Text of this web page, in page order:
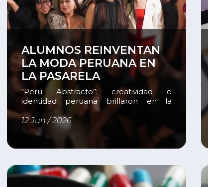
ALUMNOS REINVENTAN
LA MODA PERUANA EN
LA PASARELA
“Perú Abstracto”: creatividad e
identidad peruana brillaron en la
pasarela estudiantil Como parte de la
formación práctica de la carrera de
Diseño de Modas del Instituto del Sur,
el pasado 5 de junio se realizó el desfile
de moda “Perú Abstracto” en las
estudiantes presentaron propuestas
que combinaron creatividad, técnica e
12 Jun / 2026